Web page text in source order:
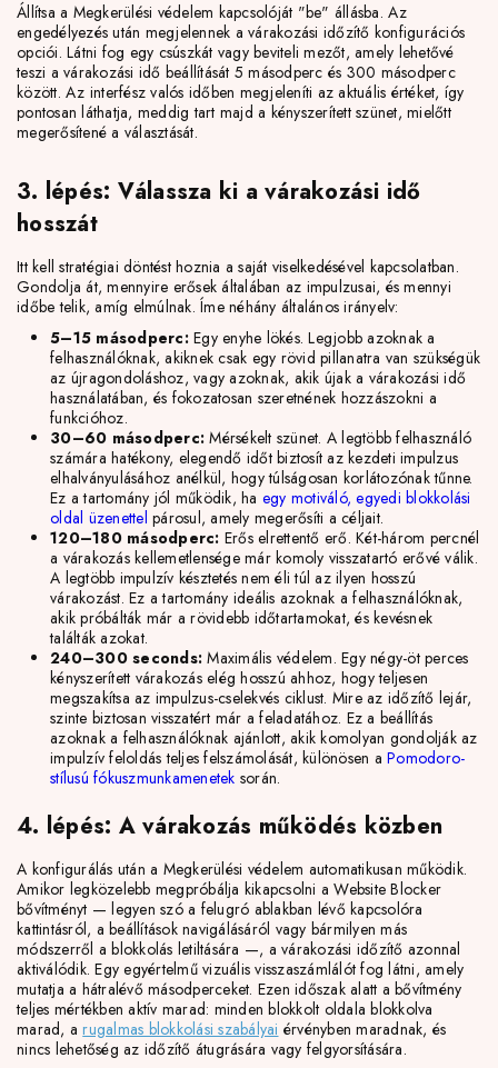
Állítsa a Megkerülési védelem kapcsolóját "be" állásba. Az
engedélyezés után megjelennek a várakozási időzítő konfigurációs
opciói. Látni fog egy csúszkát vagy beviteli mezőt, amely lehetővé
teszi a várakozási idő beállítását 5 másodperc és 300 másodperc
között. Az interfész valós időben megjeleníti az aktuális értéket, így
pontosan láthatja, meddig tart majd a kényszerített szünet, mielőtt
megerősítené a választását.
3. lépés: Válassza ki a várakozási idő
hosszát
Itt kell stratégiai döntést hoznia a saját viselkedésével kapcsolatban.
Gondolja át, mennyire erősek általában az impulzusai, és mennyi
időbe telik, amíg elmúlnak. Íme néhány általános irányelv:
5–15 másodperc:Egy enyhe lökés. Legjobb azoknak a
felhasználóknak, akiknek csak egy rövid pillanatra van szükségük
az újragondoláshoz, vagy azoknak, akik újak a várakozási idő
használatában, és fokozatosan szeretnének hozzászokni a
funkcióhoz.
30–60 másodperc: Mérsékelt szünet. A legtöbb felhasználó
számára hatékony, elegendő időt biztosít az kezdeti impulzus
elhalványulásához anélkül, hogy túlságosan korlátozónak tűnne.
Ez a tartomány jól működik, ha egy motiváló, egyedi blokkolási
oldal üzenettel párosul, amely megerősíti a céljait.
120–180 másodperc: Erős elrettentő erő. Két-három percnél
a várakozás kellemetlensége már komoly visszatartó erővé válik.
A legtöbb impulzív késztetés nem éli túl az ilyen hosszú
várakozást. Ez a tartomány ideális azoknak a felhasználóknak,
akik próbálták már a rövidebb időtartamokat, és kevésnek
találták azokat.
240–300 seconds: Maximális védelem. Egy négy-öt perces
kényszerített várakozás elég hosszú ahhoz, hogy teljesen
megszakítsa az impulzus-cselekvés ciklust. Mire az időzítő lejár,
szinte biztosan visszatért már a feladatához. Ez a beállítás
azoknak a felhasználóknak ajánlott, akik komolyan gondolják az
impulzív feloldás teljes felszámolását, különösen a Pomodoro-
stílusú fókuszmunkamenetek során.
4. lépés: A várakozás működés közben
A konfigurálás után a Megkerülési védelem automatikusan működik.
Amikor legközelebb megpróbálja kikapcsolni a Website Blocker
bővítményt — legyen szó a felugró ablakban lévő kapcsolóra
kattintásról, a beállítások navigálásáról vagy bármilyen más
módszerről a blokkolás letiltására —, a várakozási időzítő azonnal
aktiválódik. Egy egyértelmű vizuális visszaszámlálót fog látni, amely
mutatja a hátralévő másodperceket. Ezen időszak alatt a bővítmény
teljes mértékben aktív marad: minden blokkolt oldala blokkolva
marad, arugalmas blokkolási szabályai érvényben maradnak, és
nincs lehetőség az időzítő átugrására vagy felgyorsítására.